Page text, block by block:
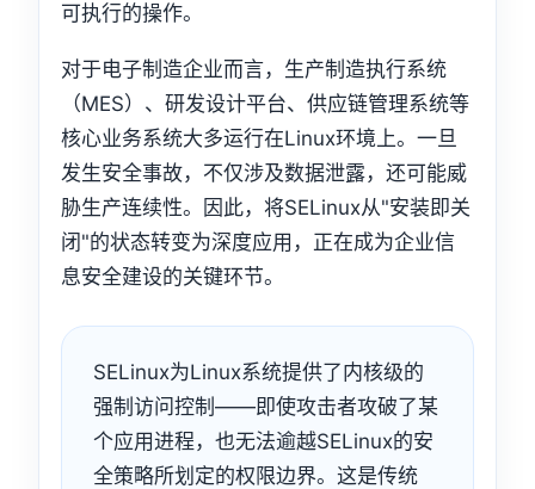
可执行的操作。
对于电子制造企业而言，生产制造执行系统
（MES）、研发设计平台、供应链管理系统等
核心业务系统大多运行在Linux环境上。一旦
发生安全事故，不仅涉及数据泄露，还可能威
胁生产连续性。因此，将SELinux从"安装即关
闭"的状态转变为深度应用，正在成为企业信
息安全建设的关键环节。
SELinux为Linux系统提供了内核级的
强制访问控制——即使攻击者攻破了某
个应用进程，也无法逾越SELinux的安
全策略所划定的权限边界。这是传统